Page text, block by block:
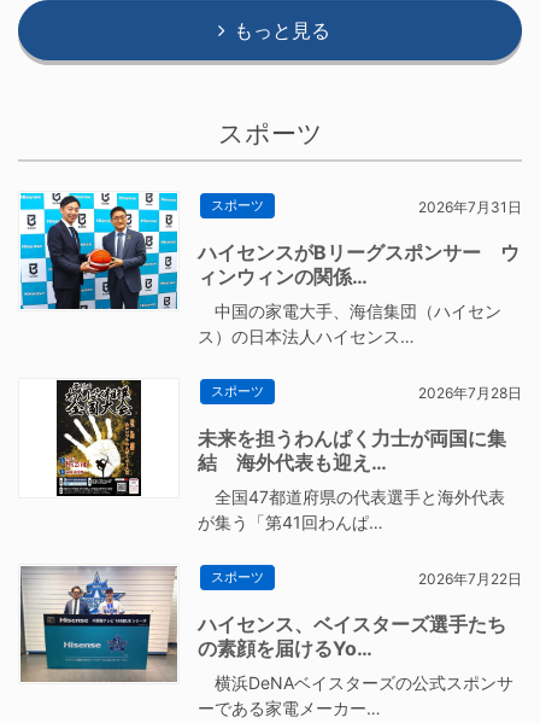
もっと見る
スポーツ
スポーツ 2026年7月31日
ハイセンスがBリーグスポンサー ウ
ィンウィンの関係…
中国の家電大手、海信集団（ハイセン
ス）の日本法人ハイセンス…
スポーツ 2026年7月28日
未来を担うわんぱく力士が両国に集
結 海外代表も迎え…
全国47都道府県の代表選手と海外代表
が集う「第41回わんぱ…
スポーツ 2026年7月22日
ハイセンス、ベイスターズ選手たち
の素顔を届けるYo…
横浜DeNAベイスターズの公式スポンサ
ーである家電メーカー…